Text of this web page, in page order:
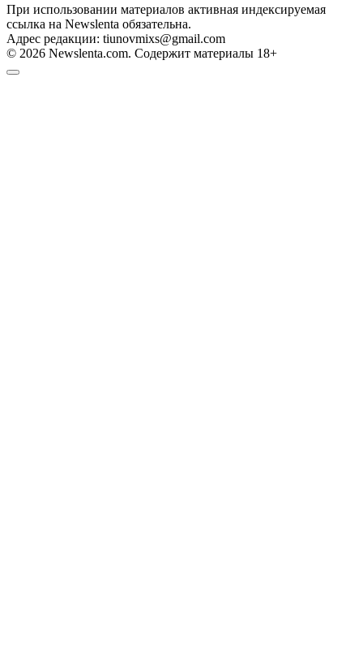
При использовании материалов активная индексируемая
ссылка на Newslenta обязательна.
Адрес редакции: tiunovmixs@gmail.com
© 2026 Newslenta.com. Содержит материалы 18+